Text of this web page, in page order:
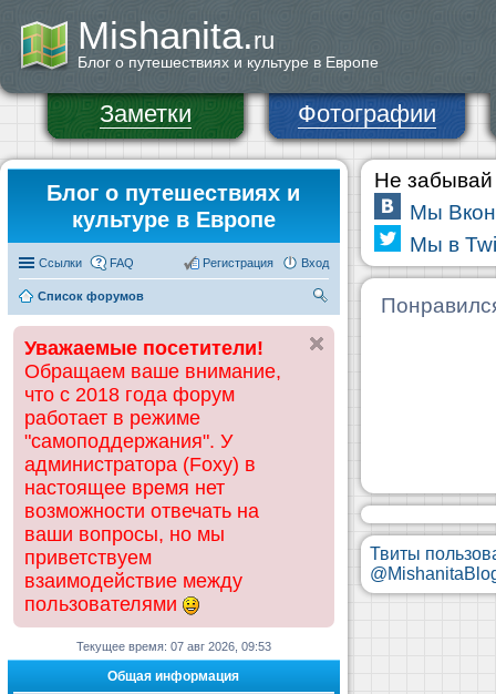
Mishanita.ru
Блог о путешествиях и культуре в Европе
Заметки Фотографии
Блог о путешествиях и
культуре в Европе
Ссылки FAQ Вход
Регистрация
Список форумов
ск
Уважаемые посетители!
Обращаем ваше внимание,
что с 2018 года форум
работает в режиме
"самоподдержания". У
администратора (Foxy) в
настоящее время нет
возможности отвечать на
ваши вопросы, но мы
приветствуем
взаимодействие между
пользователями
Текущее время: 07 авг 2026, 09:53
Общая информация
Не забывай
Мы
Мы в
Твиты